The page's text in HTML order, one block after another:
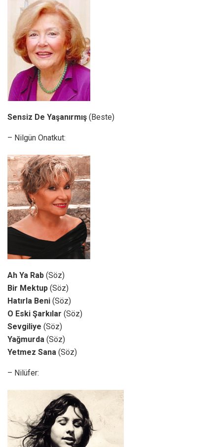
Sensiz De Yaşanırmış (Beste)
– Nilgün Onatkut:
Ah Ya Rab (Söz)
Bir Mektup (Söz)
Hatırla Beni (Söz)
O Eski Şarkılar (Söz)
Sevgiliye (Söz)
Yağmurda (Söz)
Yetmez Sana (Söz)
– Nilüfer: